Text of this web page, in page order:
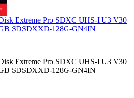
Extreme Pro SDXC UHS-I U3 V30
SDSDXXD-128G-GN4IN
Extreme Pro SDXC UHS-I U3 V30
SDSDXXD-128G-GN4IN